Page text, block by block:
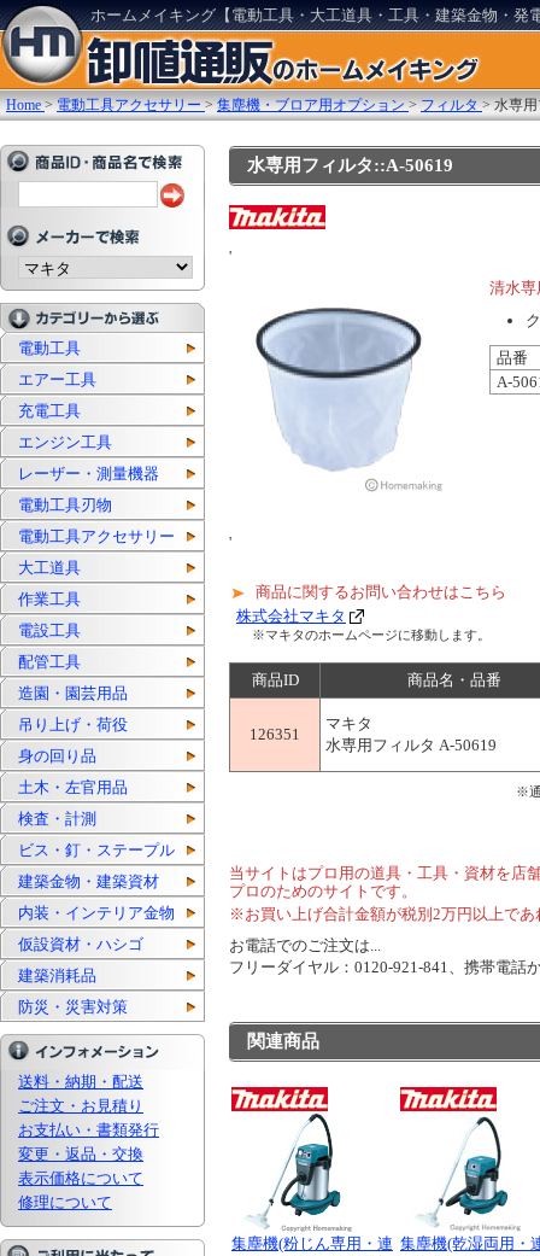
ホームメイキング【電動工具・大工道具・工具・建築金物・発
Home >電動工具アクセサリー >集塵機・ブロア用オプション >フィルタ >水専
電動工具
エアー工具
充電工具
エンジン工具
レーザー・測量機器
電動工具刃物
電動工具アクセサリー
大工道具
作業工具
電設工具
配管工具
造園・園芸用品
吊り上げ・荷役
身の回り品
土木・左官用品
検査・計測
ビス・釘・ステープル
建築金物・建築資材
内装・インテリア金物
仮設資材・ハシゴ
建築消耗品
防災・災害対策
送料・納期・配送
ご注文・お見積り
お支払い・書類発行
変更・返品・交換
表示価格について
修理について
水専用フィルタ::A-50619
'
清水専
品番
A-
'
商品に関するお問い合わせはこちら
株式会社マキタ
※マキタのホームページに移動します。
商品ID 商品名・品番
126351
マキタ
水専用フィルタ A-50619
※
当サイトはプロ用の道具・工具・資材を店
プロのためのサイトです。
※お買い上げ合計金額が税別2万円以上で
お電話でのご注文は...
フリーダイヤル：0120-921-841、携帯電
関連商品
集塵機(粉じん専用・連 集塵機(乾湿両用・